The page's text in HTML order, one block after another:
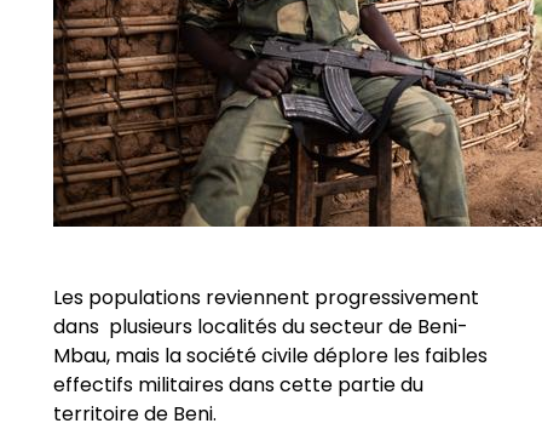
Les populations reviennent progressivement
dans plusieurs localités du secteur de Beni-
Mbau, mais la société civile déplore les faibles
effectifs militaires dans cette partie du
territoire de Beni.